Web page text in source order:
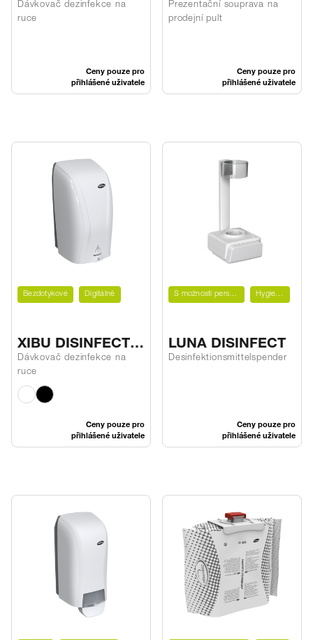
DISINFECT hybrid
Dávkovač dezinfekce na
ruce
Ceny pouze pro
přihlášené uživatele
Prezentační souprava na
prodejní pult
Ceny pouze pro
přihlášené uživatele
Bezdotykové Digitálně
XIBU DISINFECT
GEL hybrid
Dávkovač dezinfekce na
ruce
Ceny pouze pro
přihlášené uživatele
S možností personalizace Hygienické
LUNA DISINFECT
Desinfektionsmittelspender
Ceny pouze pro
přihlášené uživatele